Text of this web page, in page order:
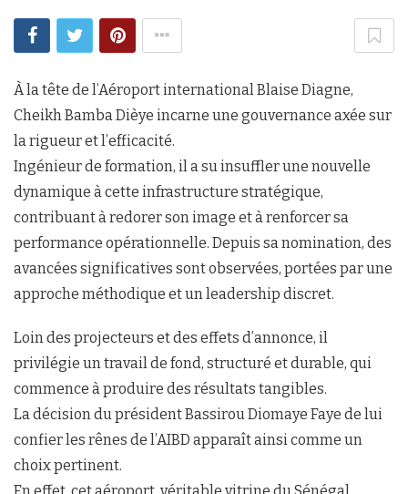
À la tête de l’Aéroport international Blaise Diagne,
Cheikh Bamba Dièye incarne une gouvernance axée sur
la rigueur et l’efficacité.
Ingénieur de formation, il a su insuffler une nouvelle
dynamique à cette infrastructure stratégique,
contribuant à redorer son image et à renforcer sa
performance opérationnelle. Depuis sa nomination, des
avancées significatives sont observées, portées par une
approche méthodique et un leadership discret.
Loin des projecteurs et des effets d’annonce, il
privilégie un travail de fond, structuré et durable, qui
commence à produire des résultats tangibles.
La décision du président Bassirou Diomaye Faye de lui
confier les rênes de l’AIBD apparaît ainsi comme un
choix pertinent.